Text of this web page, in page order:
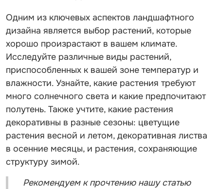
Одним из ключевых аспектов ландшафтного
дизайна является выбор растений, которые
хорошо произрастают в вашем климате.
Исследуйте различные виды растений,
приспособленных к вашей зоне температур и
влажности. Узнайте, какие растения требуют
много солнечного света и какие предпочитают
полутень. Также учтите, какие растения
декоративны в разные сезоны: цветущие
растения весной и летом, декоративная листва
в осенние месяцы, и растения, сохраняющие
структуру зимой.
Рекомендуем к прочтению нашу статью